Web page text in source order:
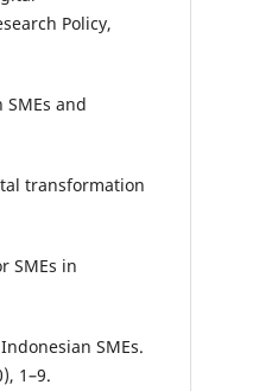
Policy,
SMEs and
transformation
SMEs in
SMEs.
1–9.